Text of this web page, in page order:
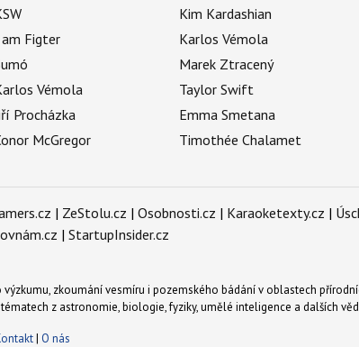
Figter
Vémola
Procházka
McGregor
Kim Kardashian
Karlos Vémola
Marek Ztracený
Taylor Swift
Emma Smetana
Timothée Chalamet
| ZeStolu.cz | Osobnosti.cz | Karaoketexty.cz |
| StartupInsider.cz
zkoumání vesmíru i pozemského bádání v oblastech
z astronomie, biologie, fyziky, umělé inteligence a dalších
| O nás